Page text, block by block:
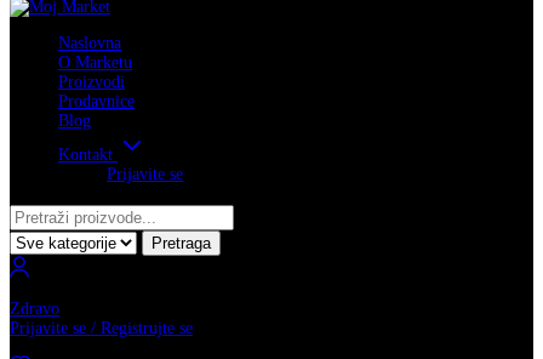
Naslovna
O Marketu
Proizvodi
Prodavnice
Blog
Kontakt
Prijavite se
Pretraga
Zdravo
Prijavite se / Registrujte se